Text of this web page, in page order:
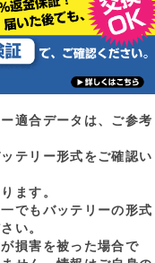
適合データは、ご参考
テリー形式をご確認い
ます。
でもバッテリーの形式
い。
損害を被った場合で